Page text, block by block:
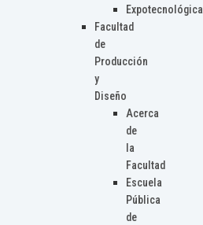
Expotecnológica
Facultad
de
Producción
y
Diseño
Acerca
de
la
Facultad
Escuela
Pública
de